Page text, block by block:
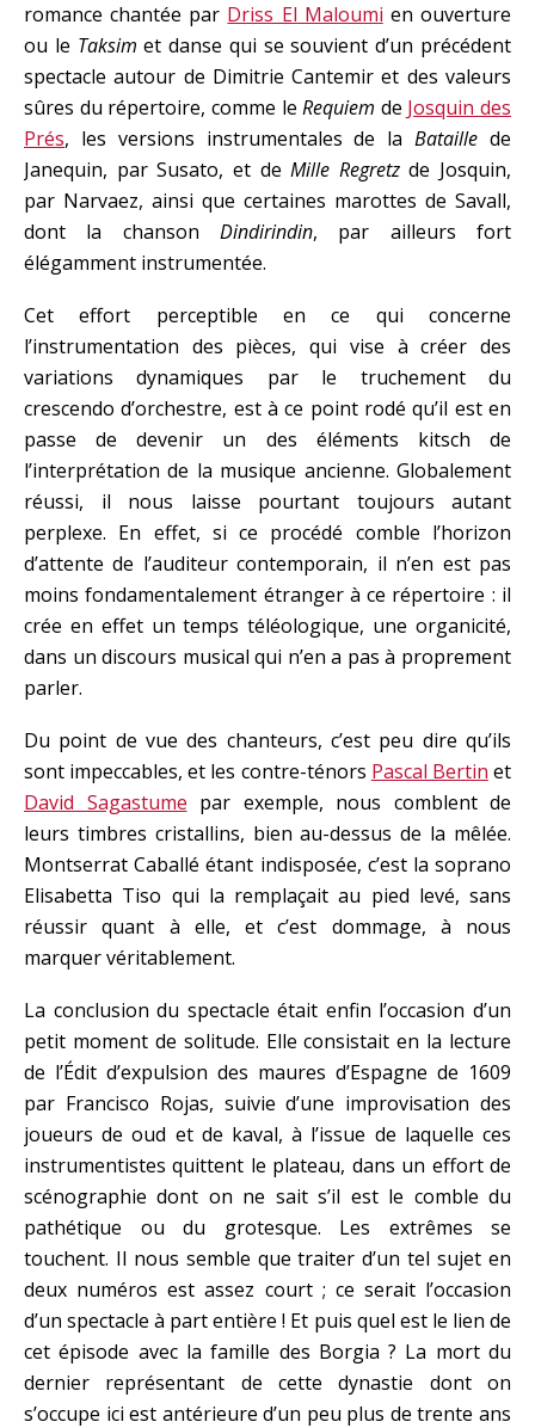
romance chantée par Driss El Maloumi en ouverture
ou le Taksim et danse qui se souvient d’un précédent
spectacle autour de Dimitrie Cantemir et des valeurs
sûres du répertoire, comme leRequiem de Josquin des
Prés, les versions instrumentales de laBataille de
Janequin, par Susato, et deMille Regretzde Josquin,
par Narvaez, ainsi que certaines marottes de Savall,
dont la chanson Dindirindin, par ailleurs fort
élégamment instrumentée.
Cet effort perceptible en ce qui concerne
l’instrumentation des pièces, qui vise à créer des
variations dynamiques par le truchement du
crescendo d’orchestre, est à ce point rodé qu’il est en
passe de devenir un des éléments kitsch de
l’interprétation de la musique ancienne. Globalement
réussi, il nous laisse pourtant toujours autant
perplexe. En effet, si ce procédé comble l’horizon
d’attente de l’auditeur contemporain, il n’en est pas
moins fondamentalement étranger à ce répertoire : il
crée en effet un temps téléologique, une organicité,
dans un discours musical qui n’en a pas à proprement
parler.
Du point de vue des chanteurs, c’est peu dire qu’ils
sont impeccables, et les contre-ténors Pascal Bertin et
David Sagastume par exemple, nous comblent de
leurs timbres cristallins, bien au-dessus de la mêlée.
Montserrat Caballé étant indisposée, c’est la soprano
Elisabetta Tiso qui la remplaçait au pied levé, sans
réussir quant à elle, et c’est dommage, à nous
marquer véritablement.
La conclusion du spectacle était enfin l’occasion d’un
petit moment de solitude. Elle consistait en la lecture
de l’Édit d’expulsion des maures d’Espagne de 1609
par Francisco Rojas, suivie d’une improvisation des
joueurs de oud et de kaval, à l’issue de laquelle ces
instrumentistes quittent le plateau, dans un effort de
scénographie dont on ne sait s’il est le comble du
pathétique ou du grotesque. Les extrêmes se
touchent. Il nous semble que traiter d’un tel sujet en
deux numéros est assez court ; ce serait l’occasion
d’un spectacle à part entière ! Et puis quel est le lien de
cet épisode avec la famille des Borgia ? La mort du
dernier représentant de cette dynastie dont on
s’occupe ici est antérieure d’un peu plus de trente ans